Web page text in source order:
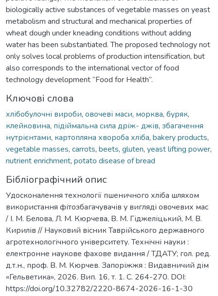
biologically active substances of vegetable masses on yeast
metabolism and structural and mechanical properties of
wheat dough under kneading conditions without adding
water has been substantiated. The proposed technology not
only solves local problems of production intensification, but
also corresponds to the international vector of food
technology development “Food for Health”.
Ключові слова
хлібобулочні вироби, овочеві маси, морква, буряк,
клейковина, підіймальна сила дріж- джів, збагачення
нутрієнтами, картопляна хвороба хліба, bakery products,
vegetable masses, carrots, beets, gluten, yeast lifting power,
nutrient enrichment, potato disease of bread
Бібліографічний опис
Удосконалення технології пшеничного хліба шляхом
використання фітозбагачувачів у вигляді овочевих мас
/ І. М. Белова, Л. М. Кюрчева, В. М. Гіджеліцький, М. В.
Кирилів // Науковий вісник Таврійського державного
агротехнологічного університету. Технічні науки :
електронне наукове фахове видання / ТДАТУ; гол. ред.
д.т.н., проф. В. М. Кюрчев. Запоріжжя : Видавничий дім
«Гельветика», 2026. Вип. 16, т. 1. С. 264-270. DOI:
https://doi.org/10.32782/2220-8674-2026-16-1-30